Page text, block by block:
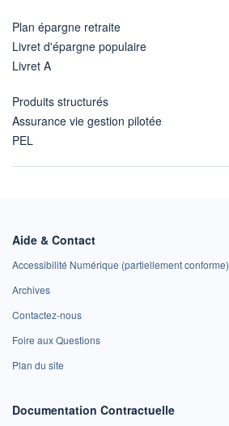
Plan épargne retraite
Livret d'épargne populaire
Livret A
Produits structurés
Assurance vie gestion pilotée
PEL
Aide & Contact
Accessibilité Numérique (partiellement conforme)
Archives
Contactez-nous
Foire aux Questions
Plan du site
Documentation Contractuelle